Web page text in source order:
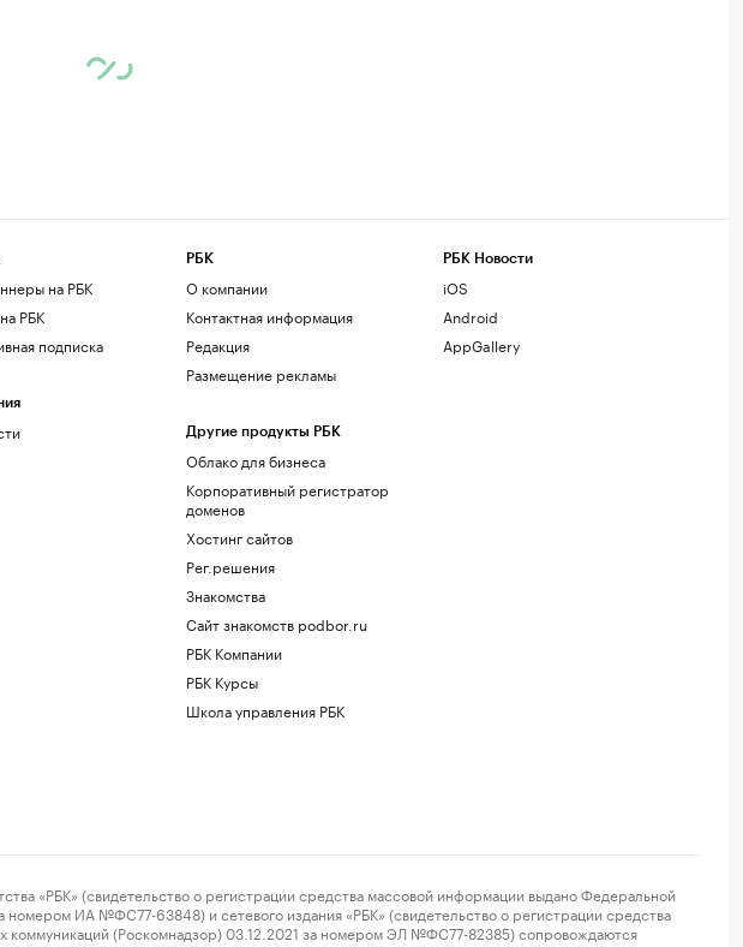
на РБК
РБК
подписка
РБК
О компании
Контактная информация
Редакция
Размещение рекламы
Другие продукты РБК
Облако для бизнеса
Корпоративный регистратор
доменов
Хостинг сайтов
Рег.решения
Знакомства
Сайт знакомств podbor.ru
РБК Компании
РБК Курсы
Школа управления РБК
РБК Новости
iOS
Android
AppGallery
(свидетельство о регистрации средства массовой информации выдано Федеральной
ИА №ФС77-63848) и сетевого издания «РБК» (свидетельство о регистрации средства
(Роскомнадзор) 03.12.2021 за номером ЭЛ №ФС77-82385) сопровождаются